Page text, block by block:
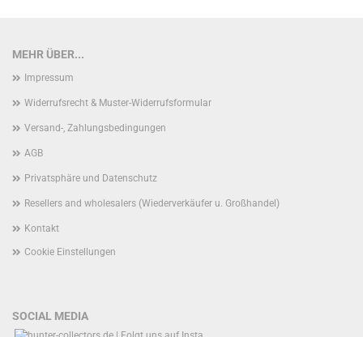
MEHR ÜBER...
Impressum
Widerrufsrecht & Muster-Widerrufsformular
Versand-, Zahlungsbedingungen
AGB
Privatsphäre und Datenschutz
Resellers and wholesalers (Wiederverkäufer u. Großhandel)
Kontakt
Cookie Einstellungen
SOCIAL MEDIA